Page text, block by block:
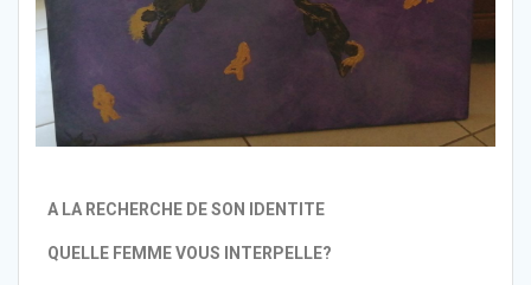
A LA RECHERCHE DE SON IDENTITE
QUELLE FEMME VOUS INTERPELLE?